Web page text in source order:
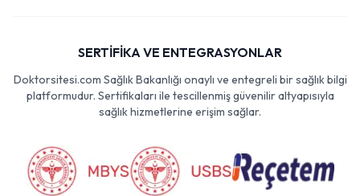
SERTİFİKA VE ENTEGRASYONLAR
Doktorsitesi.com Sağlık Bakanlığı onaylı ve entegreli bir sağlık bilgi
platformudur. Sertifikaları ile tescillenmiş güvenilir altyapısıyla
sağlık hizmetlerine erişim sağlar.